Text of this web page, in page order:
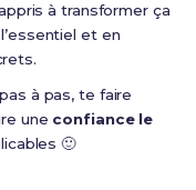
à transformer ça
et en
à pas, te faire
une confiance le
🙂